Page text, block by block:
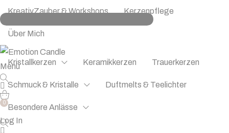
KreativZauber & Workshops Kerzenpflege
Über Mich
Menü
0
Log In
Kristallkerzen Keramikkerzen Trauerkerzen
Schmuck & Kristalle Duftmelts & Teelichter
Besondere Anlässe